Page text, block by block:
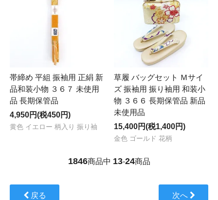
帯締め 平組 振袖用 正絹 新
品和装小物 ３６７ 未使用
品 長期保管品
4,950円(税450円)
黄色 イエロー 柄入り 振り袖
草履 バッグセット Ｍサイ
ズ 振袖用 振り袖用 和装小
物 ３６６ 長期保管品 新品
未使用品
15,400円(税1,400円)
金色 ゴールド 花柄
1846商品中 13-24商品
戻る 次へ